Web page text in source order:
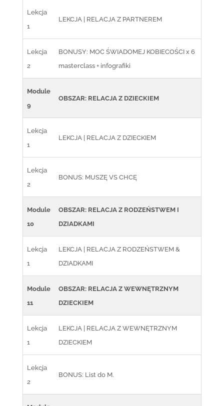
Lekcja
1
LEKCJA | RELACJA Z PARTNEREM
Lekcja
2
BONUSY: MOC ŚWIADOMEJ KOBIECOŚCI x 6
masterclass + infografiki
Module
9
OBSZAR: RELACJA Z DZIECKIEM
Lekcja
1
LEKCJA | RELACJA Z DZIECKIEM
Lekcja
2
BONUS: MUSZĘ VS CHCĘ
Module
10
OBSZAR: RELACJA Z RODZEŃSTWEM I
DZIADKAMI
Lekcja
1
LEKCJA | RELACJA Z RODZEŃSTWEM &
DZIADKAMI
Module
11
OBSZAR: RELACJA Z WEWNĘTRZNYM
DZIECKIEM
Lekcja
1
LEKCJA | RELACJA Z WEWNĘTRZNYM
DZIECKIEM
Lekcja
2
BONUS: List do M.